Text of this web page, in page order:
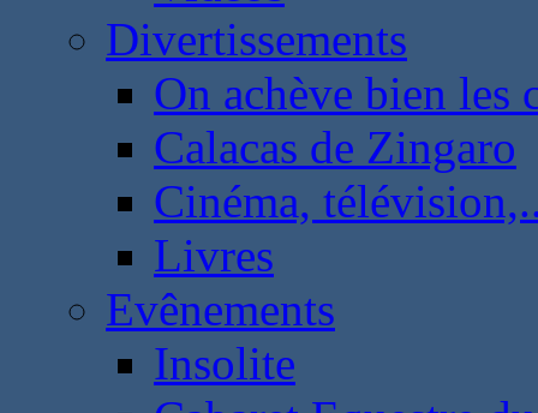
Divertissements
On achève bien les
Calacas de Zingaro
Cinéma,
Livres
Evênements
Insolite